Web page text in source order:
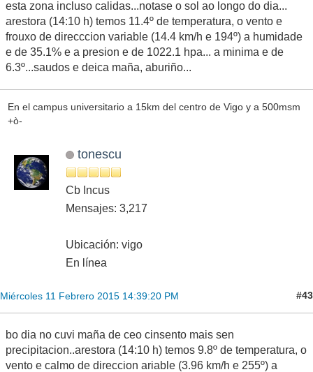
esta zona incluso calidas...notase o sol ao longo do dia...
arestora (14:10 h) temos 11.4º de temperatura, o vento e
frouxo de direcccion variable (14.4 km/h e 194º) a humidade
e de 35.1% e a presion e de 1022.1 hpa... a minima e de
6.3º...saudos e deica maña, aburiño...
En el campus universitario a 15km del centro de Vigo y a 500msm
+ò-
tonescu
Cb Incus
Mensajes: 3,217
Ubicación: vigo
En línea
Miércoles 11 Febrero 2015 14:39:20 PM #43
bo dia no cuvi maña de ceo cinsento mais sen
precipitacion..arestora (14:10 h) temos 9.8º de temperatura, o
vento e calmo de direccion ariable (3.96 km/h e 255º) a